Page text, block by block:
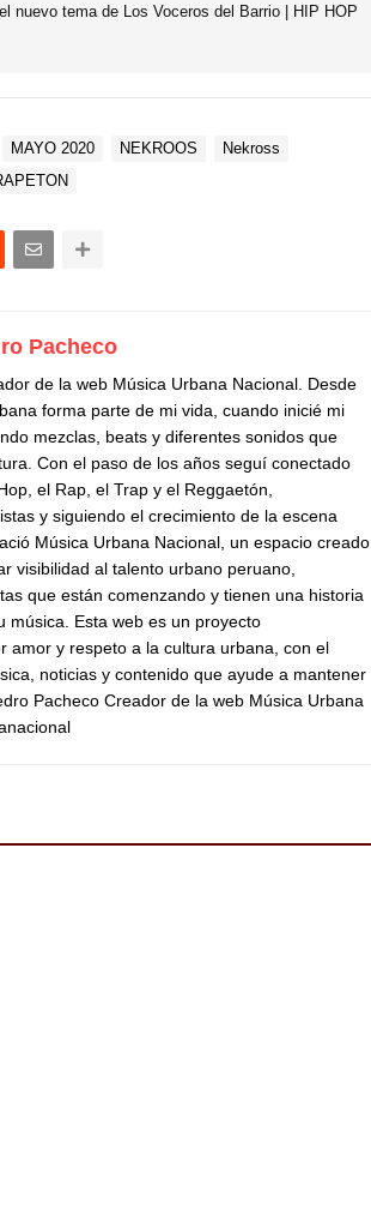
nuevo tema de Los Voceros del Barrio | HIP HOP
MAYO 2020 NEKROOS
Nekross
Pacheco
de la web Música Urbana Nacional. Desde
forma parte de mi vida, cuando inicié mi
mezclas, beats y diferentes sonidos que
Con el paso de los años seguí conectado
el Rap, el Trap y el Reggaetón,
y siguiendo el crecimiento de la escena
Música Urbana Nacional, un espacio creado
visibilidad al talento urbano peruano,
que están comenzando y tienen una historia
música. Esta web es un proyecto
amor y respeto a la cultura urbana, con el
noticias y contenido que ayude a mantener
Pacheco Creador de la web Música Urbana